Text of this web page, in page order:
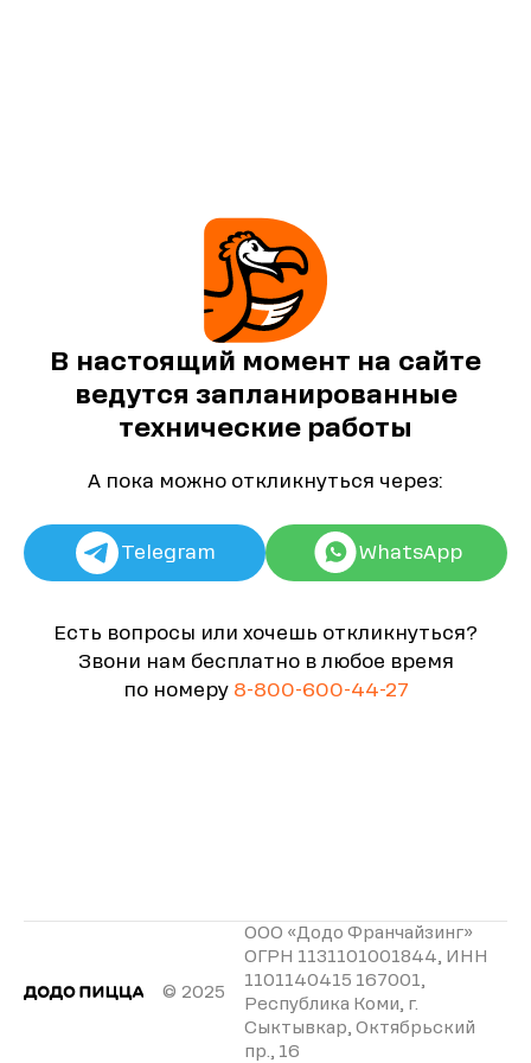
В настоящий момент на сайте
ведутся запланированные
технические работы
А пока можно откликнуться через:
Telegram WhatsApp
Есть вопросы или хочешь откликнуться?
Звони нам бесплатно в любое время
по номеру 8-800-600-44-27
© 2025
ООО «Додо Франчайзинг»
ОГРН 1131101001844, ИНН
1101140415 167001,
Республика Коми, г.
Сыктывкар, Октябрьский
пр., 16